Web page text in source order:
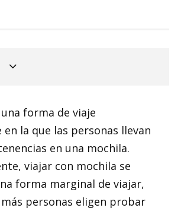
forma de viaje
la que las personas llevan
en una mochila.
viajar con mochila se
forma marginal de viajar,
personas eligen probar